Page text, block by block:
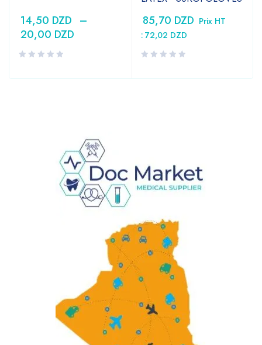
14,50 DZD –
20,00 DZD
85,70 DZD Prix HT
: 72,02 DZD